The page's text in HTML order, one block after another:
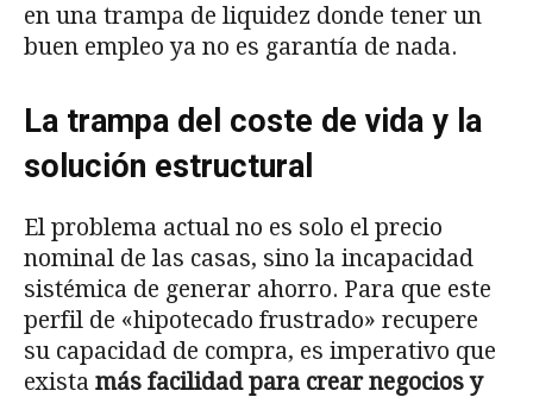
en una trampa de liquidez donde tener un
buen empleo ya no es garantía de nada.
La trampa del coste de vida y la
solución estructural
El problema actual no es solo el precio
nominal de las casas, sino la incapacidad
sistémica de generar ahorro. Para que este
perfil de «hipotecado frustrado» recupere
su capacidad de compra, es imperativo que
exista más facilidad para crear negocios y